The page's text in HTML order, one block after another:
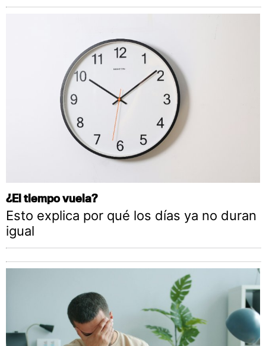
¿El tiempo vuela?
Esto explica por qué los días ya no duran
igual